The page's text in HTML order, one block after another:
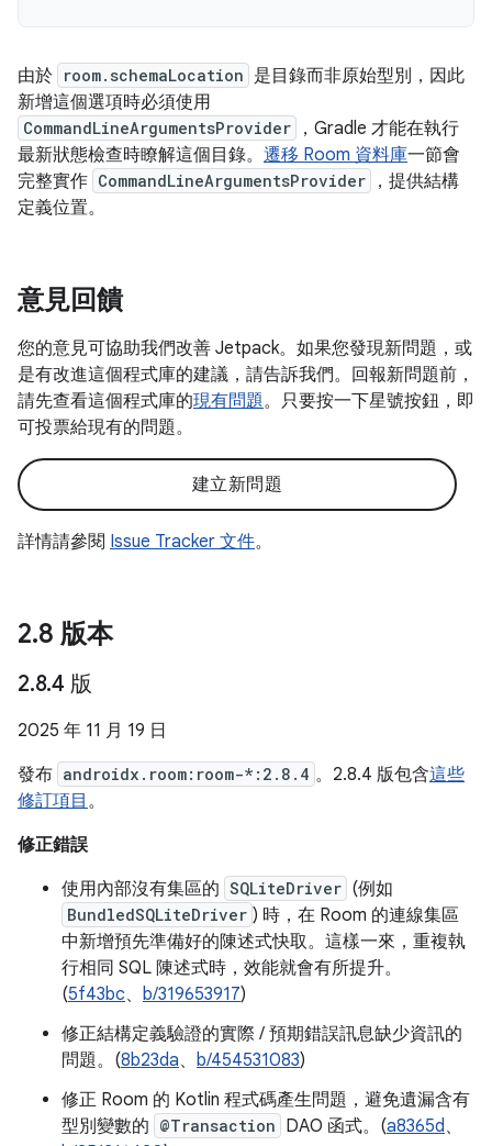
由於 room.schemaLocation 是目錄而非原始型別，因此
新增這個選項時必須使用
CommandLineArgumentsProvider
，Gradle 才能在執行
最新狀態檢查時瞭解這個目錄。 遷移 Room 資料庫一節會
完整實作 CommandLineArgumentsProvider
，提供結構
定義位置。
意見回饋
您的意見可協助我們改善 Jetpack。如果您發現新問題，或
是有改進這個程式庫的建議，請告訴我們。回報新問題前，
請先查看這個程式庫的現有問題。只要按一下星號按鈕，即
可投票給現有的問題。
建立新問題
詳情請參閱 Issue Tracker 文件。
2.8 版本
2.8.4 版
2025 年 11 月 19 日
發布 androidx.room:room-*:2.8.4 。2.8.4 版包含這些
修訂項目 。
修正錯誤
使用內部沒有集區的 SQLiteDriver (例如
BundledSQLiteDriver ) 時，在 Room 的連線集區
中新增預先準備好的陳述式快取。這樣一來，重複執
行相同 SQL 陳述式時，效能就會有所提升。
(5f43bc、 b/319653917)
修正結構定義驗證的實際 / 預期錯誤訊息缺少資訊的
問題。(8b23da、 b/454531083)
修正 Room 的 Kotlin 程式碼產生問題，避免遺漏含有
型別變數的 @Transaction DAO 函式。(a8365d、